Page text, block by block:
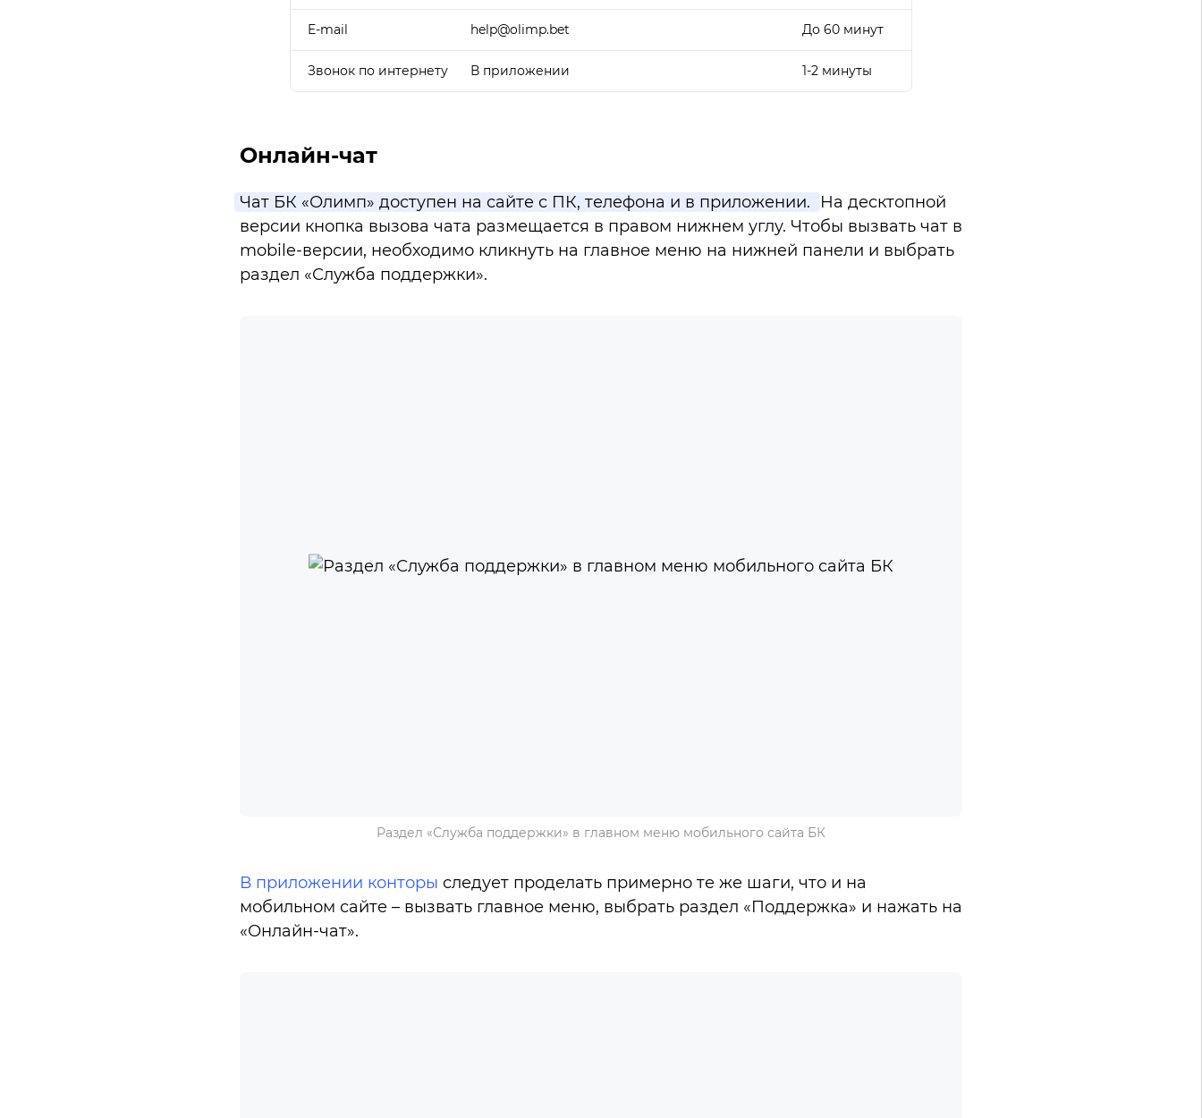
E-mail help@olimp.bet До 60 минут
Звонок по интернету В приложении 1-2 минуты
Онлайн-чат
Чат БК «Олимп» доступен на сайте с ПК, телефона и в приложении.
На десктопной
версии кнопка вызова чата размещается в правом нижнем углу. Чтобы вызвать чат в
mobile-версии, необходимо кликнуть на главное меню на нижней панели и выбрать
раздел «Служба поддержки».
Раздел «Служба поддержки» в главном меню мобильного сайта БК
В приложении конторы следует проделать примерно те же шаги, что и на
мобильном сайте – вызвать главное меню, выбрать раздел «Поддержка» и нажать на
«Онлайн-чат».